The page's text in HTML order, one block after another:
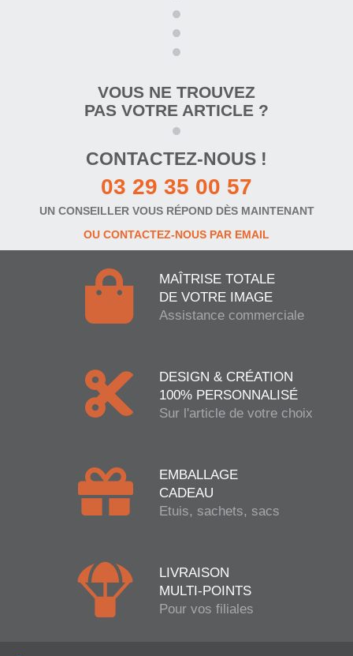
VOUS NE TROUVEZ
PAS VOTRE ARTICLE ?
CONTACTEZ-NOUS !
03 29 35 00 57
UN CONSEILLER VOUS RÉPOND DÈS MAINTENANT
OU CONTACTEZ-NOUS PAR EMAIL
MAÎTRISE TOTALE
DE VOTRE IMAGE
Assistance commerciale
DESIGN & CRÉATION
100% PERSONNALISÉ
Sur l'article de votre choix
EMBALLAGE
CADEAU
Etuis, sachets, sacs
LIVRAISON
MULTI-POINTS
Pour vos filiales